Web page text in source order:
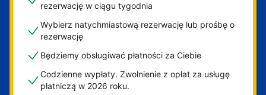
rezerwację w ciągu tygodnia
Wybierz natychmiastową rezerwację lub prośbę o
rezerwację
Będziemy obsługiwać płatności za Ciebie
Codzienne wypłaty. Zwolnienie z opłat za usługę
płatniczą w 2026 roku.